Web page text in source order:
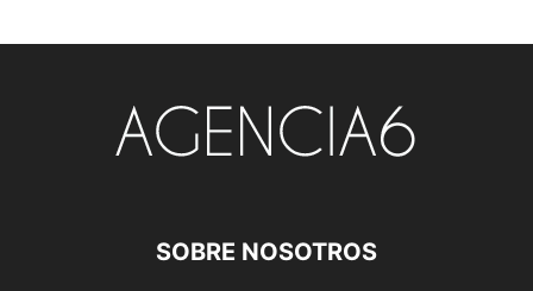
SOBRE NOSOTROS